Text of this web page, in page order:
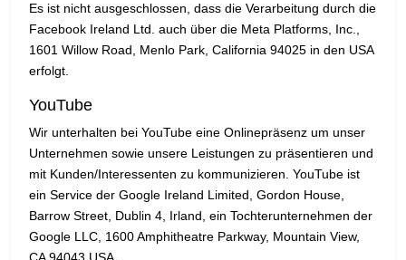
Es ist nicht ausgeschlossen, dass die Verarbeitung durch die
Facebook Ireland Ltd. auch über die Meta Platforms, Inc.,
1601 Willow Road, Menlo Park, California 94025 in den USA
erfolgt.
YouTube
Wir unterhalten bei YouTube eine Onlinepräsenz um unser
Unternehmen sowie unsere Leistungen zu präsentieren und
mit Kunden/Interessenten zu kommunizieren. YouTube ist
ein Service der Google Ireland Limited, Gordon House,
Barrow Street, Dublin 4, Irland, ein Tochterunternehmen der
Google LLC, 1600 Amphitheatre Parkway, Mountain View,